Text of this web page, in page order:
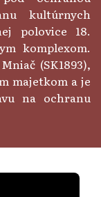
kultúrnych
polovice 18.
komplexom.
(SK1893),
majetkom a je
na ochranu